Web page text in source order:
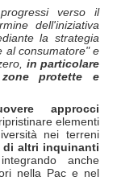
verso il
dell'iniziativa
la strategia
al consumatore" e
in particolare
protette e
approcci
elementi
nei terreni
altri inquinanti
anche
nella Pac e nel